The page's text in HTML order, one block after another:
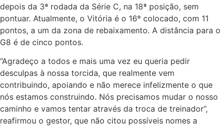
depois da 3ª rodada da Série C, na 18ª posição, sem
pontuar. Atualmente, o Vitória é o 16º colocado, com 11
pontos, a um da zona de rebaixamento. A distância para o
G8 é de cinco pontos.
“Agradeço a todos e mais uma vez eu queria pedir
desculpas à nossa torcida, que realmente vem
contribuindo, apoiando e não merece infelizmente o que
nós estamos construindo. Nós precisamos mudar o nosso
caminho e vamos tentar através da troca de treinador”,
reafirmou o gestor, que não citou possíveis nomes a